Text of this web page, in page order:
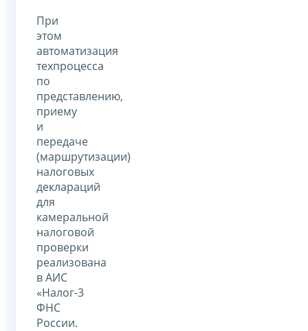
При
этом
автоматизация
техпроцесса
по
представлению,
приему
и
передаче
(маршрутизации)
налоговых
деклараций
для
камеральной
налоговой
проверки
реализована
в АИС
«Налог-3
ФНС
России.